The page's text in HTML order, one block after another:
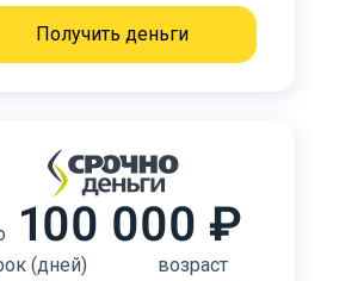
Получить деньги
100 000 ₽
(дней) возраст